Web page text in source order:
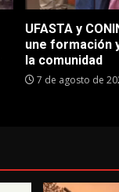
UFASTA y
une formación
la comunidad
7 de agosto de